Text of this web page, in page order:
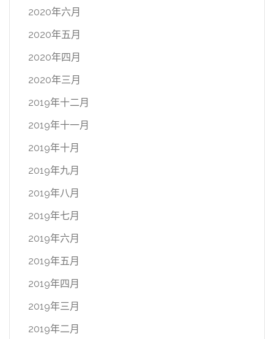
2020年六月
2020年五月
2020年四月
2020年三月
2019年十二月
2019年十一月
2019年十月
2019年九月
2019年八月
2019年七月
2019年六月
2019年五月
2019年四月
2019年三月
2019年二月